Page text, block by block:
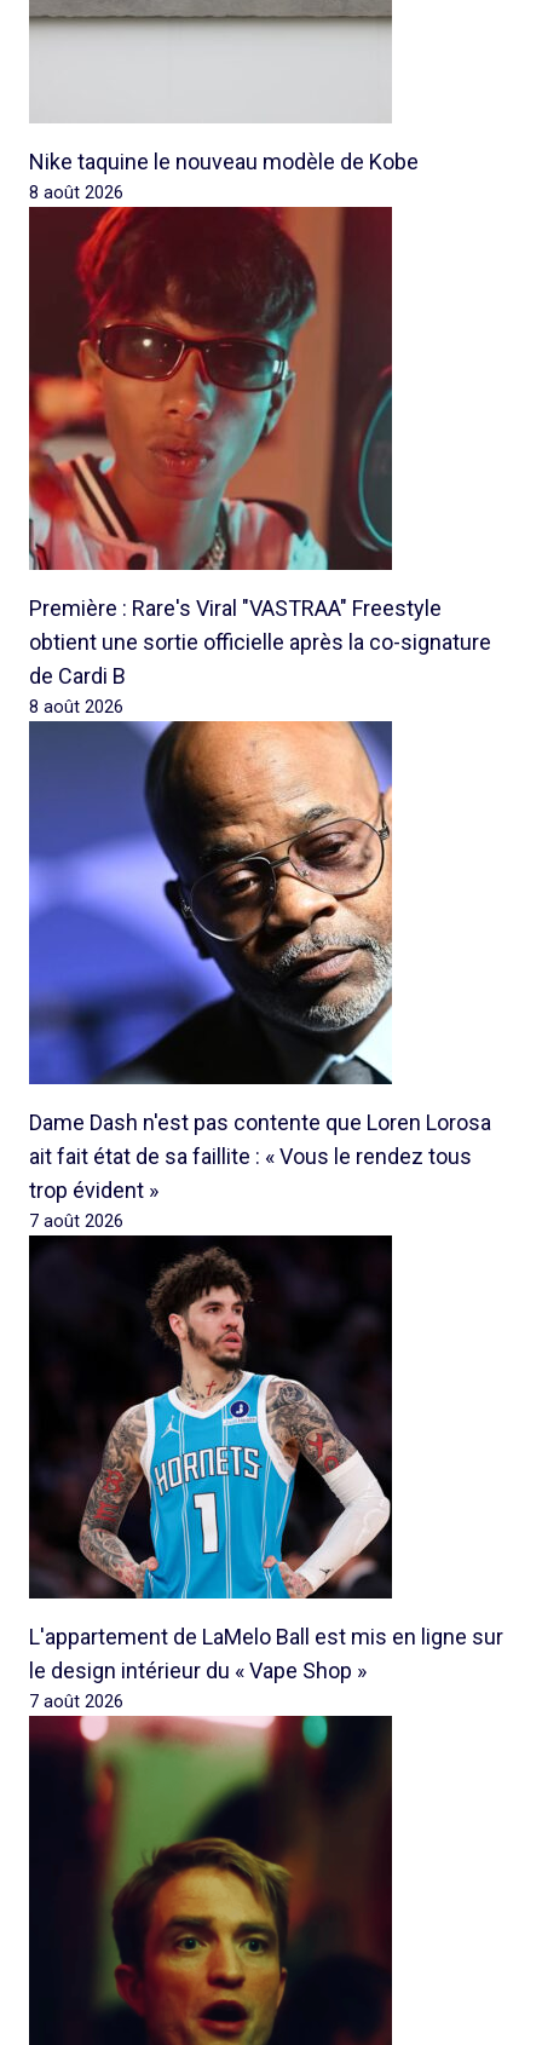
Nike taquine le nouveau modèle de Kobe
8 août 2026
Première : Rare's Viral "VASTRAA" Freestyle
obtient une sortie officielle après la co-signature
de Cardi B
8 août 2026
Dame Dash n'est pas contente que Loren Lorosa
ait fait état de sa faillite : « Vous le rendez tous
trop évident »
7 août 2026
L'appartement de LaMelo Ball est mis en ligne sur
le design intérieur du « Vape Shop »
7 août 2026